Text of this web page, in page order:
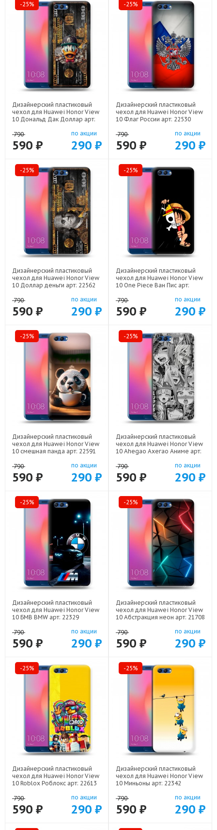
-25%
Дизайнерский пластиковый
чехол для Huawei Honor View
10 Дональд Дак Доллар арт:
790
590 ₽
по акции
290 ₽
-25%
Дизайнерский пластиковый
чехол для Huawei Honor View
10 Флаг России арт: 22530
790
590 ₽
по акции
290 ₽
-25%
Дизайнерский пластиковый
чехол для Huawei Honor View
10 Доллар деньги арт: 22562
790
590 ₽
по акции
290 ₽
-25%
Дизайнерский пластиковый
чехол для Huawei Honor View
10 One Piece Ван Пис арт:
790
590 ₽
по акции
290 ₽
-25%
Дизайнерский пластиковый
чехол для Huawei Honor View
10 смешная панда арт: 22591
790
590 ₽
по акции
290 ₽
-25%
Дизайнерский пластиковый
чехол для Huawei Honor View
10 Ahegao Ахегао Аниме арт:
790
590 ₽
по акции
290 ₽
-25%
Дизайнерский пластиковый
чехол для Huawei Honor View
10 БМВ BMW арт: 22329
790
590 ₽
по акции
290 ₽
-25%
Дизайнерский пластиковый
чехол для Huawei Honor View
10 Абстракция неон арт: 21708
790
590 ₽
по акции
290 ₽
-25%
Дизайнерский пластиковый
чехол для Huawei Honor View
10 Roblox Роблокс арт: 22613
790
590 ₽
по акции
290 ₽
-25%
Дизайнерский пластиковый
чехол для Huawei Honor View
10 Миньоны арт: 22342
790
590 ₽
по акции
290 ₽